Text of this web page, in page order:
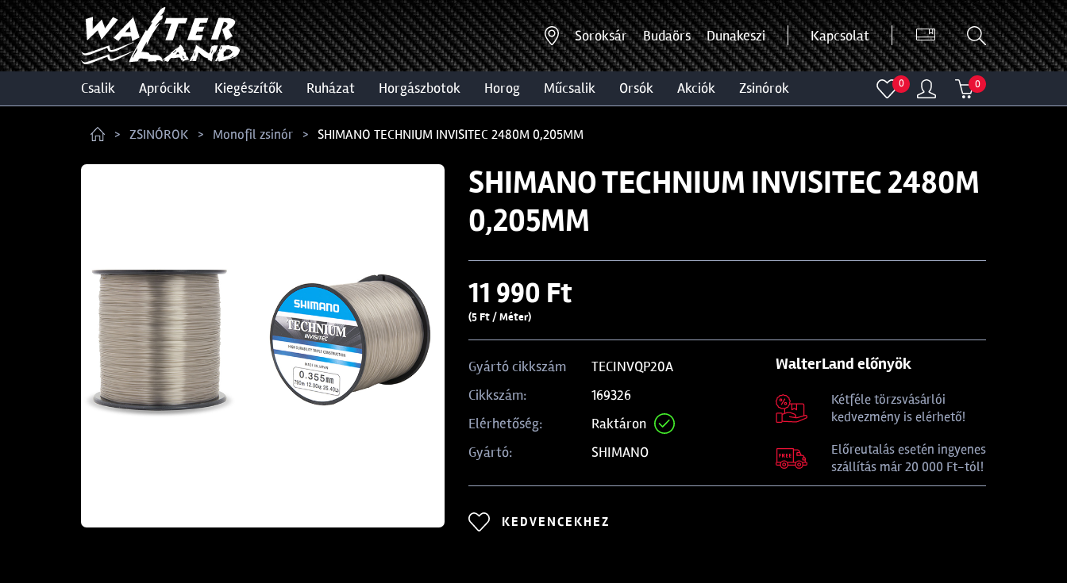
Soroksár Budaörs Dunakeszi Kapcsolat
csalik aprócikk kiegészítők ruházat horgászbotok horog műcsalik orsók akciók zsinórok 0 0
ZSINÓROK Monofil zsinór SHIMANO TECHNIUM INVISITEC 2480M 0,205MM
SHIMANO TECHNIUM INVISITEC 2480M
0,205MM
11 990 Ft
(5 Ft / Méter)
Gyártó cikkszám
TECINVQP20A
Cikkszám:
169326
Elérhetőség:
Raktáron
Gyártó:
SHIMANO
WalterLand előnyök
Kétféle törzsvásárlói
kedvezmény is elérhető!
Előreutalás esetén ingyenes
szállítás már 20 000 Ft-tól!
KEDVENCEKHEZ